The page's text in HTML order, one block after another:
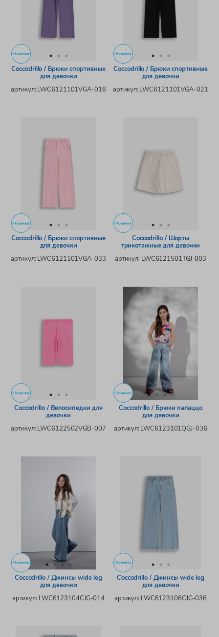
Новинка
Coccodrillo / Брюки спортивные
для девочки
артикул: LWC6121101VGA-016
Новинка
Coccodrillo / Брюки спортивные
для девочки
артикул: LWC6121101VGA-021
Новинка
Coccodrillo / Брюки спортивные
для девочки
артикул: LWC6121101VGA-033
Новинка
Coccodrillo / Шорты
трикотажные для девочки
артикул: LWC6121501TGJ-003
Новинка
Coccodrillo / Велосипедки для
девочки
артикул: LWC6122502VGB-007
Новинка
Coccodrillo / Брюки палаццо
для девочки
артикул: LWC6123101QGJ-036
Новинка
Coccodrillo / Джинсы wide leg
для девочки
артикул: LWC6123104CJG-014
Новинка
Coccodrillo / Джинсы wide leg
для девочки
артикул: LWC6123106CJG-036